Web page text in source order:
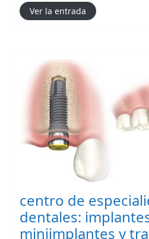
Ver la entrada
centro de
dentales:
miniimplantes y